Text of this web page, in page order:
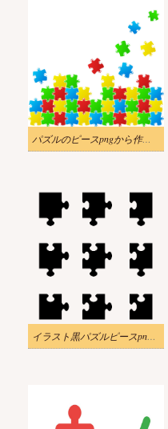
パズルのピースpngから作られたイラストの抽象的な背景
イラスト黒パズルピースpng透明